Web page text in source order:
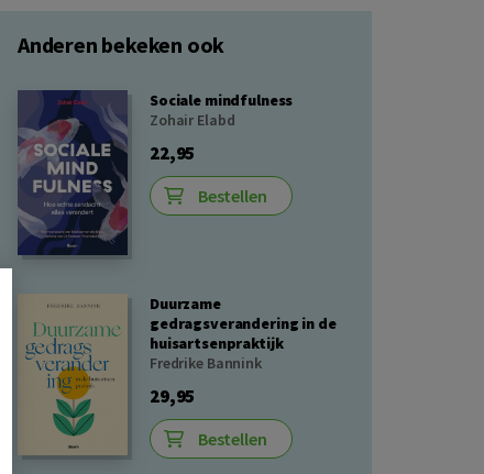
Anderen bekeken ook
Sociale mindfulness
Zohair Elabd
22,95
Bestellen
Duurzame
gedragsverandering in de
huisartsenpraktijk
Fredrike Bannink
29,95
Bestellen